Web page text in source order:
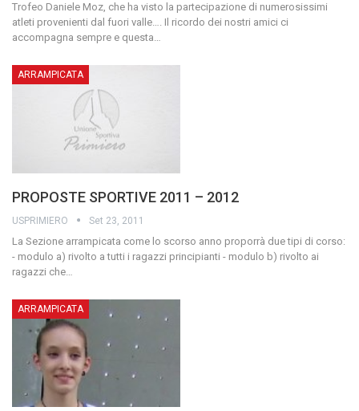
Trofeo Daniele Moz, che ha visto la partecipazione di numerosissimi
atleti provenienti dal fuori valle…. Il ricordo dei nostri amici ci
accompagna sempre e questa…
ARRAMPICATA
PROPOSTE SPORTIVE 2011 – 2012
USPRIMIERO Set 23, 2011
La Sezione arrampicata come lo scorso anno proporrà due tipi di corso:
- modulo a) rivolto a tutti i ragazzi principianti - modulo b) rivolto ai
ragazzi che
ARRAMPICATA